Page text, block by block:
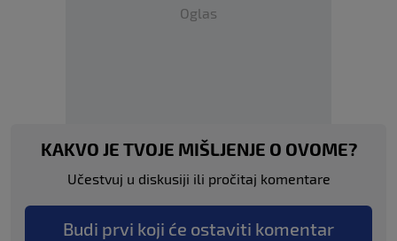
Oglas
KAKVO JE TVOJE MIŠLJENJE O OVOME?
Učestvuj u diskusiji ili pročitaj komentare
Budi prvi koji će ostaviti komentar